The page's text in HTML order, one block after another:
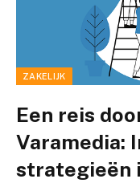
ZAKELIJK
Een reis
Varamedia:
strategieën